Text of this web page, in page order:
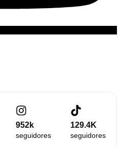
952k
seguidores
129.4K
seguidores